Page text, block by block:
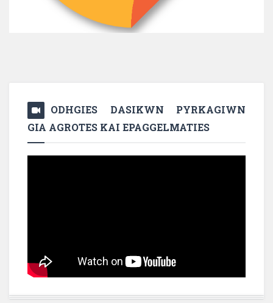
ODHGIES DASIKWN PYRKAGIWN
GIA AGROTES KAI EPAGGELMATIES